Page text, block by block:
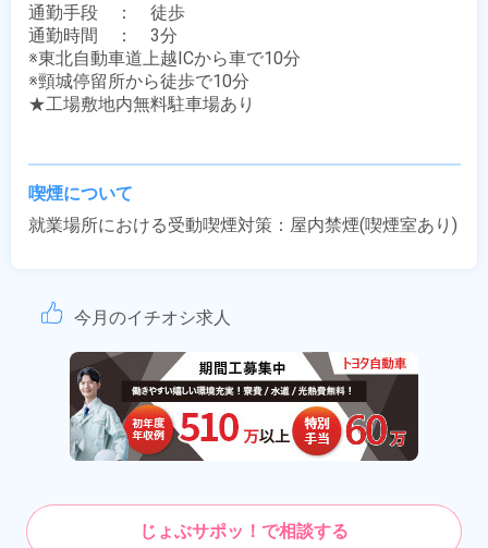
通勤手段　：　徒歩
通勤時間　：　3分
※東北自動車道上越ICから車で10分
※頸城停留所から徒歩で10分
★工場敷地内無料駐車場あり
喫煙について
就業場所における受動喫煙対策：屋内禁煙(喫煙室あり)
今月のイチオシ求人
じょぶサポッ！で相談する